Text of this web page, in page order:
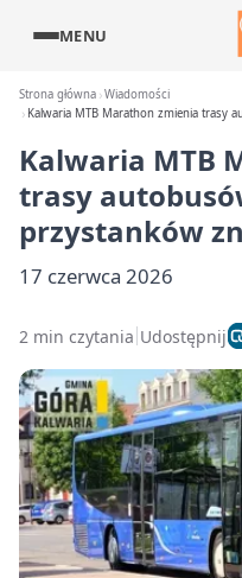
MENU
Strona główna Wiadomości
Kalwaria MTB Marathon zmienia trasy
Kalwaria MTB
trasy
przystanków
17 czerwca 2026
2 min czytania Udostępnij